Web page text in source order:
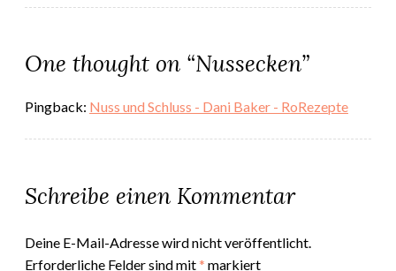
One thought on “Nussecken”
Pingback: Nuss und Schluss - Dani Baker - RoRezepte
Schreibe einen Kommentar
Deine E-Mail-Adresse wird nicht veröffentlicht.
Erforderliche Felder sind mit* markiert